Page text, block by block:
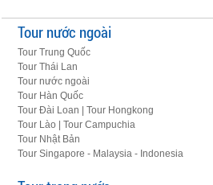
Tour nước ngoài
Tour Trung Quốc
Tour Thái Lan
Tour nước ngoài
Tour Hàn Quốc
Tour Đài Loan | Tour Hongkong
Tour Lào | Tour Campuchia
Tour Nhật Bản
Tour Singapore - Malaysia - Indonesia